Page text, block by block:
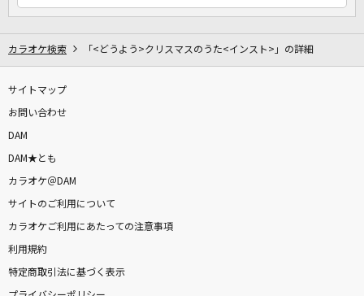
カラオケをもっと楽しもう！
カラオケ検索 「<どうよう>クリスマスのうた<インスト>」の詳細
サイトマップ
お問い合わせ
DAM
DAM★とも
カラオケ＠DAM
サイトのご利用について
カラオケご利用にあたっての注意事項
利用規約
特定商取引法に基づく表示